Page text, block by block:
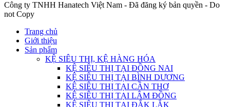
Công ty TNHH Hanatech Việt Nam - Đã đăng ký bản quyền - Do
not Copy
Trang chủ
Giới thiệu
Sản phẩm
KỆ SIÊU THỊ, KỆ HÀNG HÓA
KỆ SIÊU THỊ TẠI ĐỒNG NAI
KỆ SIÊU THỊ TẠI BÌNH DƯƠNG
KỆ SIÊU THỊ TẠI CẦN THƠ
KỆ SIÊU THỊ TẠI LÂM ĐỒNG
KỆ SIÊU THỊ TẠI ĐẮK LẮK